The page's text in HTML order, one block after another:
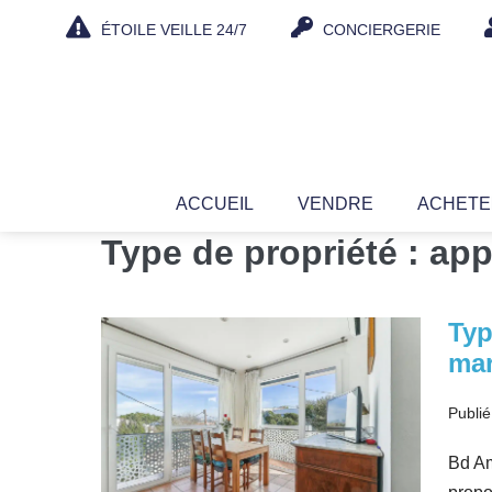
ÉTOILE VEILLE 24/7 CONCIERGERIE
ACCUEIL VENDRE
Type de propriété :
Type
de
37
m2
avec
Bd